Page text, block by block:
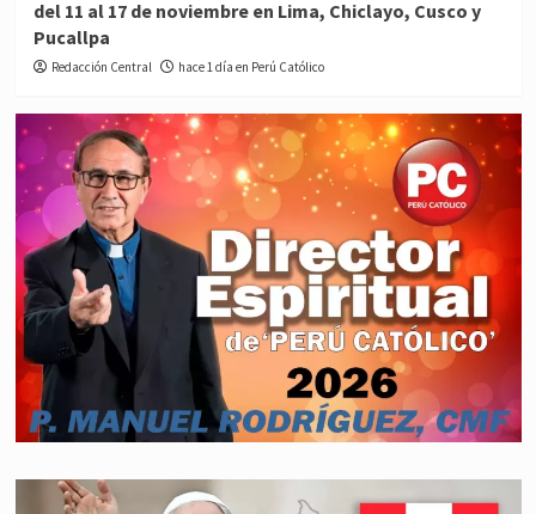
del 11 al 17 de noviembre en Lima, Chiclayo, Cusco y
Pucallpa
Redacción Central hace 1 día en Perú Católico